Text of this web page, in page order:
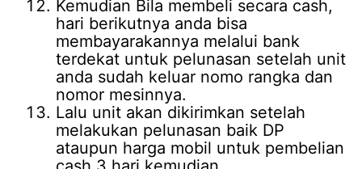
Kemudian Bila membeli secara cash,
hari berikutnya anda bisa
membayarakannya melalui bank
terdekat untuk pelunasan setelah unit
anda sudah keluar nomo rangka dan
nomor mesinnya.
Lalu unit akan dikirimkan setelah
melakukan pelunasan baik DP
ataupun harga mobil untuk pembelian